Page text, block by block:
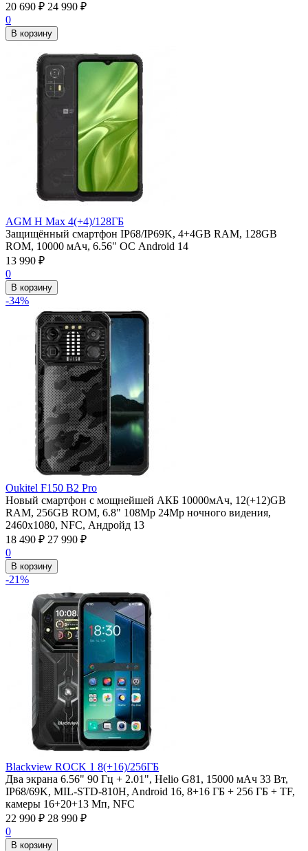
20 690 ₽ 24 990 ₽
0
В корзину
AGM H Max 4(+4)/128ГБ
Защищённый смартфон IP68/IP69K, 4+4GB RAM, 128GB
ROM, 10000 мАч, 6.56" ОС Android 14
13 990 ₽
0
В корзину
-34%
Oukitel F150 B2 Pro
Новый смартфон с мощнейшей АКБ 10000мАч, 12(+12)GB
RAM, 256GB ROM, 6.8" 108Mp 24Mp ночного видения,
2460х1080, NFC, Андройд 13
18 490 ₽ 27 990 ₽
0
В корзину
-21%
Blackview ROCK 1 8(+16)/256ГБ
Два экрана 6.56" 90 Гц + 2.01", Helio G81, 15000 мАч 33 Вт,
IP68/69K, MIL-STD-810H, Android 16, 8+16 ГБ + 256 ГБ + TF,
камеры 16+20+13 Мп, NFC
22 990 ₽ 28 990 ₽
0
В корзину